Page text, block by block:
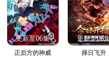
更新至06集
正后方的神威
更新至06
择日飞升